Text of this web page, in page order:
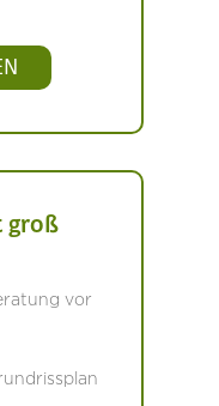
groß
vor